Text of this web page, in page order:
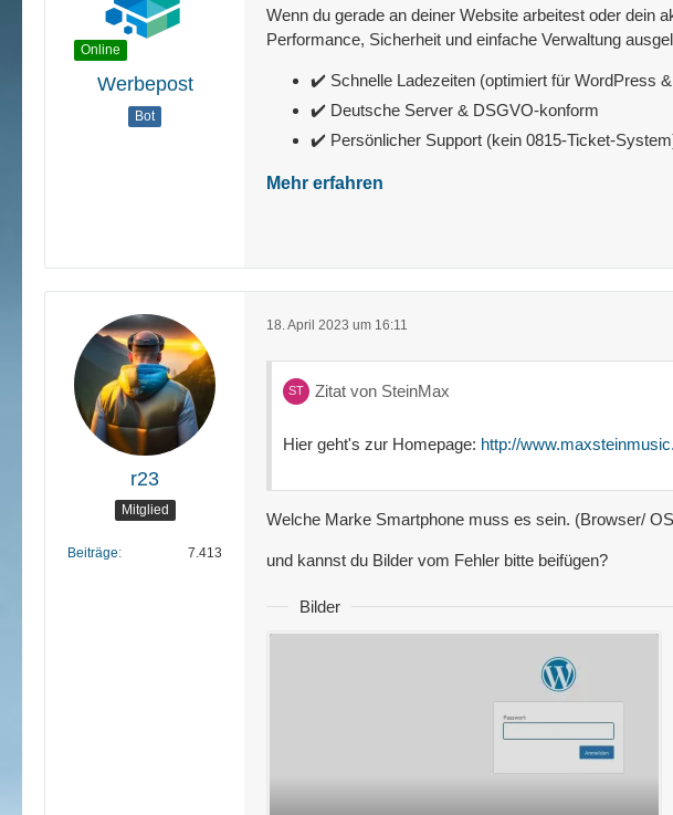
Online
Werbepost
Bot
Wenn du gerade an deiner Website arbeitest oder dein
Performance, Sicherheit und einfache Verwaltung
✔️ Schnelle Ladezeiten (optimiert für WordPress
✔️ Deutsche Server & DSGVO-konform
✔️ Persönlicher Support (kein 0815-Ticket-
Mehr erfahren
r23
Mitglied
Beiträge 7.413
18. April 2023 um 16:11
Zitat von SteinMax
Hier geht's zur Homepage: http://
Welche Marke Smartphone muss es sein. (Browser/
und kannst du Bilder vom Fehler bitte beifügen?
Bilder